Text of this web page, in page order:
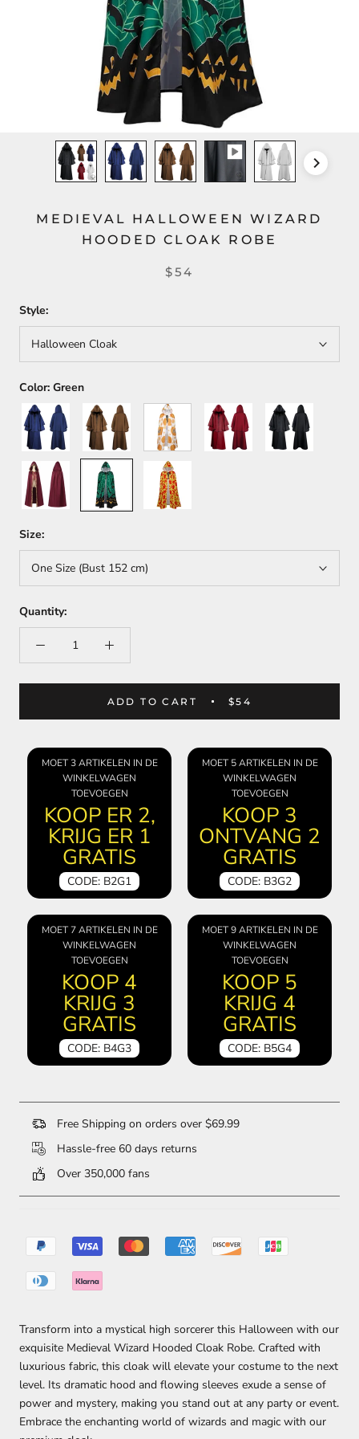
MEDIEVAL HALLOWEEN WIZARD
HOODED CLOAK ROBE
$54
Style:
Halloween Cloak
Color: Green
Blue
Coffee White Red Black
Wine
Red
Green Yellow
Size:
One Size (Bust 152 cm)
Quantity:
ADD TO CART $54
MOET 3 ARTIKELEN IN DE
WINKELWAGEN
TOEVOEGEN
KOOP ER 2,
KRIJG ER 1
GRATIS
CODE: B2G1
MOET 5 ARTIKELEN IN DE
WINKELWAGEN
TOEVOEGEN
KOOP 3
ONTVANG 2
GRATIS
CODE: B3G2
MOET 7 ARTIKELEN IN DE
WINKELWAGEN
TOEVOEGEN
KOOP 4
KRIJG 3
GRATIS
CODE: B4G3
MOET 9 ARTIKELEN IN DE
WINKELWAGEN
TOEVOEGEN
KOOP 5
KRIJG 4
GRATIS
CODE: B5G4
Free Shipping on orders over $69.99
Hassle-free 60 days returns
Over 350,000 fans
Transform into a mystical high sorcerer this Halloween with our
exquisite Medieval Wizard Hooded Cloak Robe. Crafted with
luxurious fabric, this cloak will elevate your costume to the next
level. Its dramatic hood and flowing sleeves exude a sense of
power and mystery, making you stand out at any party or event.
Embrace the enchanting world of wizards and magic with our